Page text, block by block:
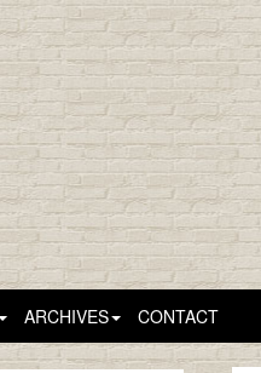
ARCHIVES CONTACT